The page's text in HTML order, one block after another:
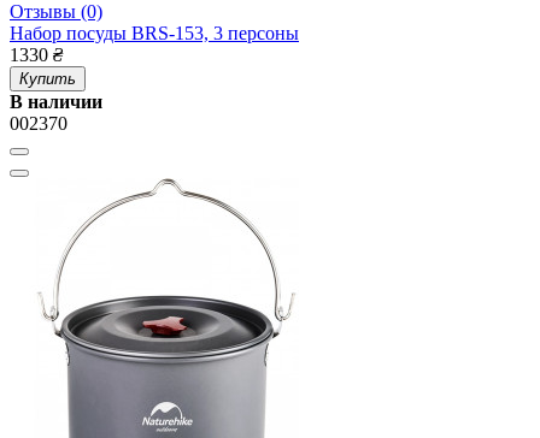
Отзывы (0)
Набор посуды BRS-153, 3 персоны
1330 ₴
Купить
В наличии
002370